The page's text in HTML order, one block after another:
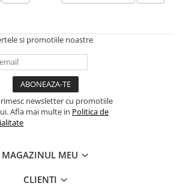
si promotiile noastre
newsletter cu promotiile
Afla mai multe in Politica de
MAGAZINUL MEU
CLIENTI